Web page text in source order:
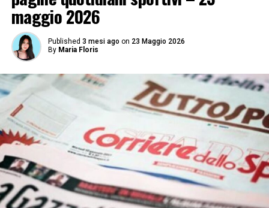
maggio 2026
Published 3 mesi ago on 23 Maggio 2026
By Maria Floris